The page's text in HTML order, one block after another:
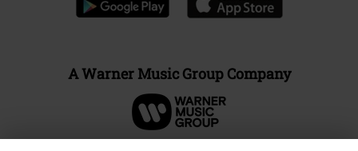
A Warner Music Group Company